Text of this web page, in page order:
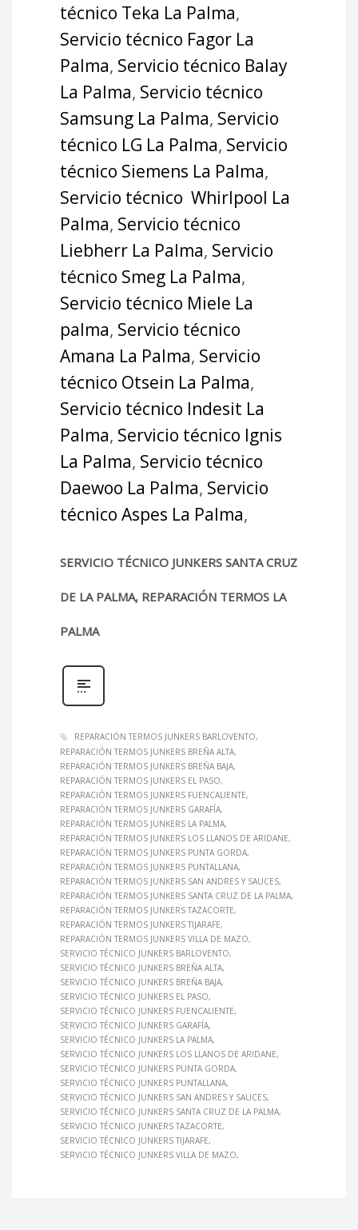
técnico Teka La Palma,
Servicio técnico Fagor La
Palma, Servicio técnico Balay
La Palma, Servicio técnico
Samsung La Palma, Servicio
técnico LG La Palma, Servicio
técnico Siemens La Palma,
Servicio técnico Whirlpool La
Palma, Servicio técnico
Liebherr La Palma, Servicio
técnico Smeg La Palma,
Servicio técnico Miele La
palma, Servicio técnico
Amana La Palma, Servicio
técnico Otsein La Palma,
Servicio técnico Indesit La
Palma, Servicio técnico Ignis
La Palma, Servicio técnico
Daewoo La Palma, Servicio
técnico Aspes La Palma,
SERVICIO TÉCNICO JUNKERS SANTA CRUZ
DE LA PALMA, REPARACIÓN TERMOS LA
PALMA
REPARACIÓN TERMOS JUNKERS BARLOVENTO
REPARACIÓN TERMOS JUNKERS BREÑA ALTA
REPARACIÓN TERMOS JUNKERS BREÑA BAJA
REPARACIÓN TERMOS JUNKERS EL PASO
REPARACIÓN TERMOS JUNKERS FUENCALIENTE
REPARACIÓN TERMOS JUNKERS GARAFÍA
REPARACIÓN TERMOS JUNKERS LA PALMA
REPARACIÓN TERMOS JUNKERS LOS LLANOS DE ARIDANE
REPARACIÓN TERMOS JUNKERS PUNTA GORDA
REPARACIÓN TERMOS JUNKERS PUNTALLANA
REPARACIÓN TERMOS JUNKERS SAN ANDRES Y SAUCES
REPARACIÓN TERMOS JUNKERS SANTA CRUZ DE LA PALMA
REPARACIÓN TERMOS JUNKERS TAZACORTE
REPARACIÓN TERMOS JUNKERS TIJARAFE
REPARACIÓN TERMOS JUNKERS VILLA DE MAZO
SERVICIO TÉCNICO JUNKERS BARLOVENTO
SERVICIO TÉCNICO JUNKERS BREÑA ALTA
SERVICIO TÉCNICO JUNKERS BREÑA BAJA
SERVICIO TÉCNICO JUNKERS EL PASO
SERVICIO TÉCNICO JUNKERS FUENCALIENTE
SERVICIO TÉCNICO JUNKERS GARAFÍA
SERVICIO TÉCNICO JUNKERS LA PALMA
SERVICIO TÉCNICO JUNKERS LOS LLANOS DE ARIDANE
SERVICIO TÉCNICO JUNKERS PUNTA GORDA
SERVICIO TÉCNICO JUNKERS PUNTALLANA
SERVICIO TÉCNICO JUNKERS SAN ANDRES Y SAUCES
SERVICIO TÉCNICO JUNKERS SANTA CRUZ DE LA PALMA
SERVICIO TÉCNICO JUNKERS TAZACORTE
SERVICIO TÉCNICO JUNKERS TIJARAFE
SERVICIO TÉCNICO JUNKERS VILLA DE MAZO